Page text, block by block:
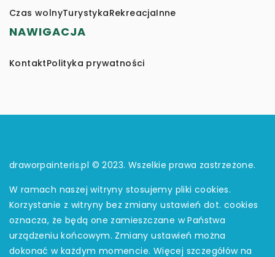
Czas wolnyTurystykaRekreacjaInne
NAWIGACJA
KontaktPolityka prywatności
draworpainteris.pl © 2023. Wszelkie prawa zastrzeżone.
W ramach naszej witryny stosujemy pliki cookies.
Korzystanie z witryny bez zmiany ustawień dot. cookies
oznacza, że będą one zamieszczane w Państwa
urządzeniu końcowym. Zmiany ustawień można
dokonać w każdym momencie. Więcej szczegółów na